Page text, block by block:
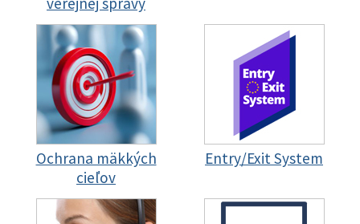
Ochrana mäkkých
cieľov
Entry/Exit System